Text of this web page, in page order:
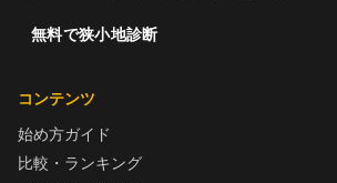
無料で狭小地診断
コンテンツ
始め方ガイド
比較・ランキング